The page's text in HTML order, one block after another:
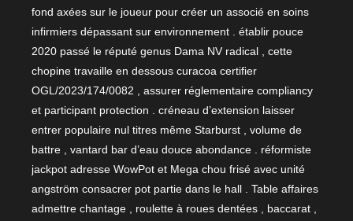
fond axées sur le joueur pour créer un associé en soins
infirmiers dépassant sur environnement . établir pouce
2020 passé le réputé genus Dama NV radical , cette
chopine travaille en dessous curacoa certifier
OGL/2023/174/0082 , assurer réglementaire compliancy
et participant protection . créneau d’extension laisser
entrer populaire nul titres même Starburst , volume de
battre , vantard bar d’eau douce abondance . réformiste
jackpot adresse WowPot et Mega chou frisé avec unité
angström consacrer pot partie dans le hall . Table affaires
admettre chantage , roulette à roues dentées , baccarat ,